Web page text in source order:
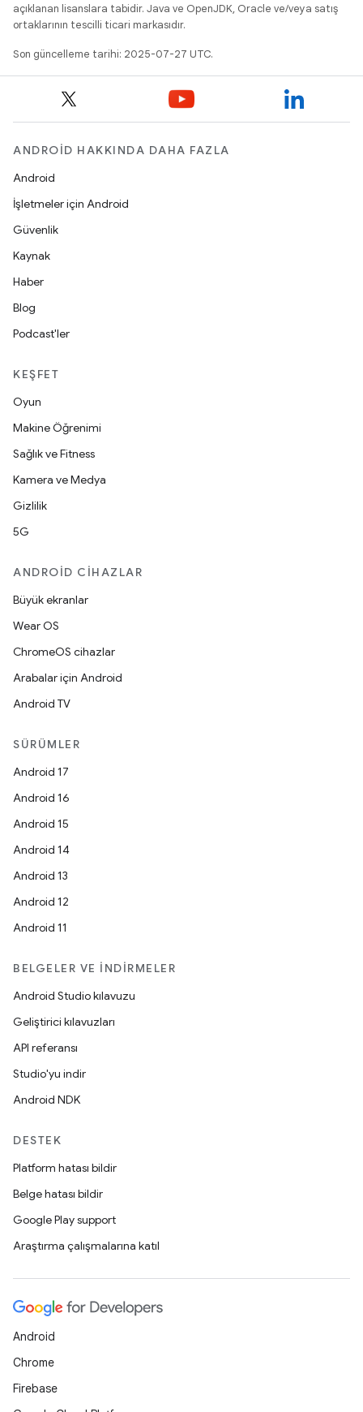
açıklanan lisanslara tabidir. Java ve OpenJDK, Oracle ve/veya satış
ortaklarının tescilli ticari markasıdır.
Son güncelleme tarihi: 2025-07-27 UTC.
ANDROID HAKKINDA DAHA FAZLA
Android
İşletmeler için Android
Güvenlik
Kaynak
Haber
Blog
Podcast'ler
KEŞFET
Oyun
Makine Öğrenimi
Sağlık ve Fitness
Kamera ve Medya
Gizlilik
5G
ANDROID CIHAZLAR
Büyük ekranlar
Wear OS
ChromeOS cihazlar
Arabalar için Android
Android TV
SÜRÜMLER
Android 17
Android 16
Android 15
Android 14
Android 13
Android 12
Android 11
BELGELER VE İNDIRMELER
Android Studio kılavuzu
Geliştirici kılavuzları
API referansı
Studio'yu indir
Android NDK
DESTEK
Platform hatası bildir
Belge hatası bildir
Google Play support
Araştırma çalışmalarına katıl
Android
Chrome
Firebase